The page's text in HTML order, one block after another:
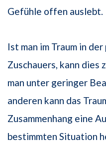
Gefühle offen auslebt.
Ist man im Traum in
Zuschauers, kann dies
man unter geringer
anderen kann das
Zusammenhang eine
bestimmten Situation